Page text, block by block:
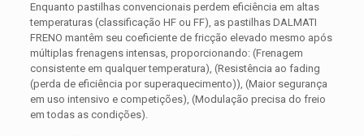
Enquanto pastilhas convencionais perdem eficiência em altas
temperaturas (classificação HF ou FF), as pastilhas DALMATI
FRENO mantêm seu coeficiente de fricção elevado mesmo após
múltiplas frenagens intensas, proporcionando: (Frenagem
consistente em qualquer temperatura), (Resistência ao fading
(perda de eficiência por superaquecimento)), (Maior segurança
em uso intensivo e competições), (Modulação precisa do freio
em todas as condições).